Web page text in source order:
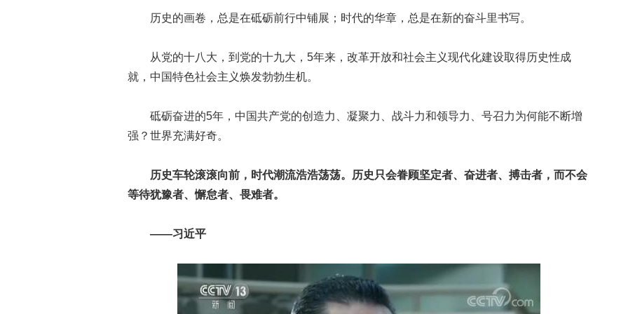
历史的画卷，总是在砥砺前行中铺展；时代的华章，总是在新的奋斗里书写。
从党的十八大，到党的十九大，5年来，改革开放和社会主义现代化建设取得历史性成
就，中国特色社会主义焕发勃勃生机。
砥砺奋进的5年，中国共产党的创造力、凝聚力、战斗力和领导力、号召力为何能不断增
强？世界充满好奇。
历史车轮滚滚向前，时代潮流浩浩荡荡。历史只会眷顾坚定者、奋进者、搏击者，而不会
等待犹豫者、懈怠者、畏难者。
——习近平